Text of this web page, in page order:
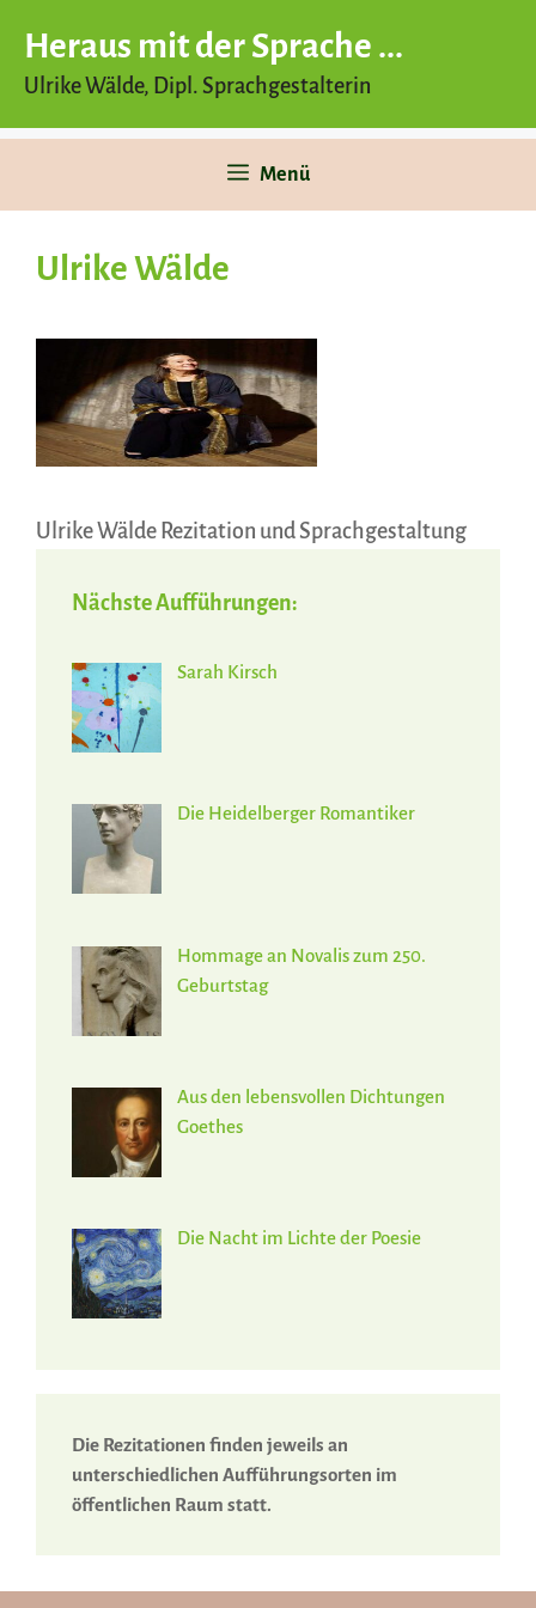
Heraus mit der Sprache ...
Ulrike Wälde, Dipl. Sprachgestalterin
Menü
Ulrike Wälde
Ulrike Wälde Rezitation und Sprachgestaltung
Nächste Aufführungen:
Sarah Kirsch
Die Heidelberger Romantiker
Hommage an Novalis zum 250.
Geburtstag
Aus den lebensvollen Dichtungen
Goethes
Die Nacht im Lichte der Poesie
Die Rezitationen finden jeweils an
unterschiedlichen Aufführungsorten im
öffentlichen Raum statt.